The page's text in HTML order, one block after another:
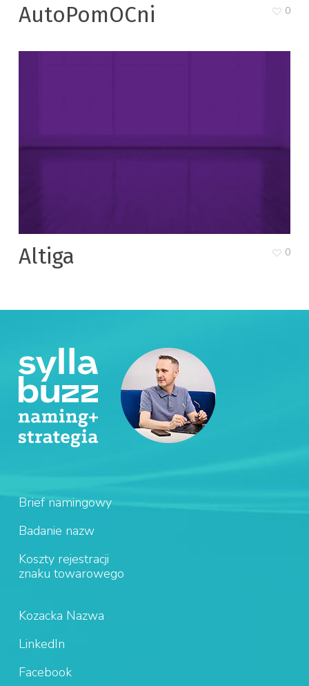
AutoPomOCni 0
Altiga 0
Brief namingowy
Badanie nazw
Koszty rejestracji
znaku towarowego
Kozacka Nazwa
LinkedIn
Facebook